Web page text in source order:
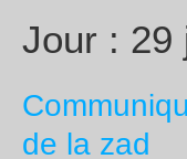
Jour : 29
de la zad